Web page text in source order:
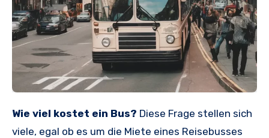
Wie viel kostet ein Bus? Diese Frage stellen sich
viele, egal ob es um die Miete eines Reisebusses